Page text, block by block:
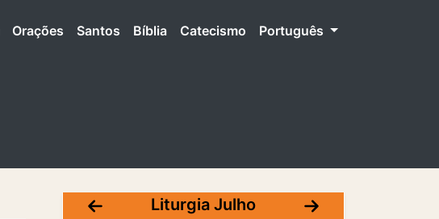
Orações Santos Bíblia Catecismo Português
Liturgia Julho